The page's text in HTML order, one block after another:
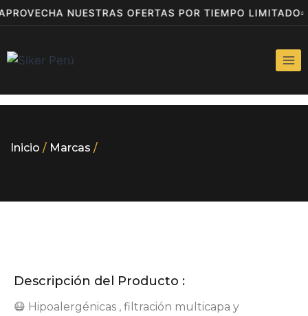
APROVECHA NUESTRAS OFERTAS POR TIEMPO LIMITADO
Inicio / Marcas /
Descripción del Producto :
😷 Hipoalergénicas , filtración multicapa y